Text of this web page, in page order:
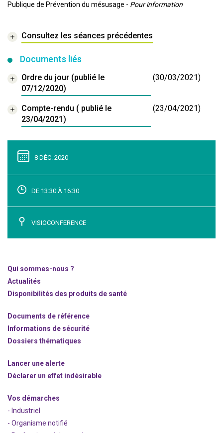
Publique de Prévention du mésusage - Pour information
Consultez les séances précédentes
Documents liés
Ordre du jour (publié le
07/12/2020)
(30/03/2021)
Compte-rendu ( publié le
23/04/2021)
(23/04/2021)
8 DÉC. 2020
DE 13:30 À 16:30
VISIOCONFERENCE
Qui sommes-nous ?
Actualités
Disponibilités des produits de santé
Documents de référence
Informations de sécurité
Dossiers thématiques
Lancer une alerte
Déclarer un effet indésirable
Vos démarches
- Industriel
- Organisme notifié